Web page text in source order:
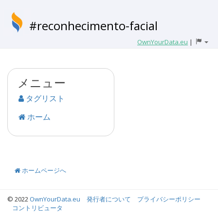
#reconhecimento-facial
OwnYourData.eu |
メニュー
タグリスト
ホーム
ホームページへ
© 2022OwnYourData.eu 発行者について
プライバシーポリシー
コントリビュータ